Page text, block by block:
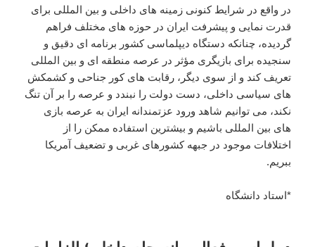
در واقع در شرایط کنونی زمینه های داخلی و بین المللی برای
قدرت نمایی و پیشرفت ایران در حوزه های مختلف فراهم
گردیده، چنانکه دستگاه دیپلماسی کشور برنامه ای دقیق و
سنجیده برای بازیگری مؤثر در عرصه منطقه ای و بین المللی
تعریف کند و از سوی دیگر، رقابت های کور جناحی و کشمکش
های سیاسی داخلی، دست دولت را نبندد و عرصه را بر آن تنگ
نکند، می توانیم شاهد ورود عزتمندانه ایران به عرصه بازی
های بین المللی باشیم و بیشترین استفاده ممکن را از
اختلافات موجود در جبهه کشورهای غربی و تضعیف آمریکا
ببریم.
*استاد دانشگاه